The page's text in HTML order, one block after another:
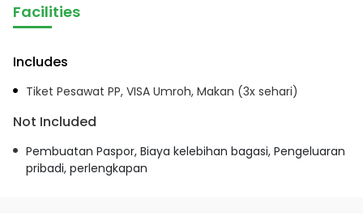
Facilities
Includes
Tiket Pesawat PP, VISA Umroh, Makan (3x sehari)
Not Included
Pembuatan Paspor, Biaya kelebihan bagasi, Pengeluaran
pribadi, perlengkapan